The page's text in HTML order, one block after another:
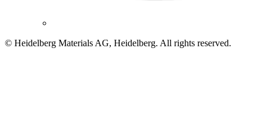
© Heidelberg Materials AG, Heidelberg. All rights reserved.